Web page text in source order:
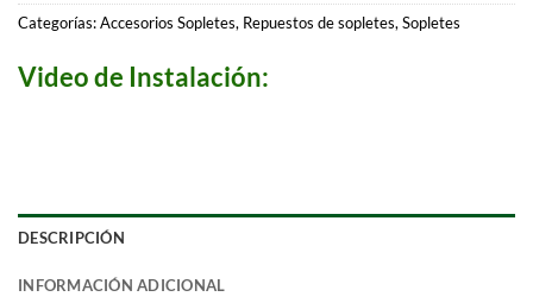
Categorías:Accesorios Sopletes, Repuestos de sopletes, Sopletes
Video de Instalación:
DESCRIPCIÓN
INFORMACIÓN ADICIONAL